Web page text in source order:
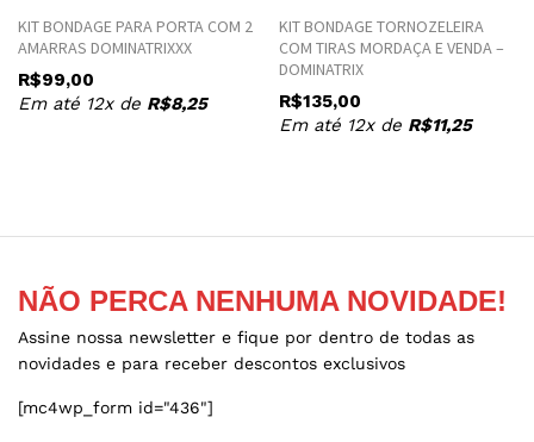
has
multiple
The
on
product
KIT BONDAGE PARA PORTA COM 2
AMARRAS DOMINATRIXXX
R$99,00
Em até 12x de R$8,25
has
multiple
options
on
product
KIT BONDAGE TORNOZELEIRA
COM TIRAS MORDAÇA E VENDA –
DOMINATRIX
R$135,00
Em até 12x de R$11,25
NÃO PERCA NENHUMA NOVIDADE!
Assine nossa newsletter e fique por dentro de todas as
novidades e para receber descontos exclusivos
[mc4wp_form id="436"]